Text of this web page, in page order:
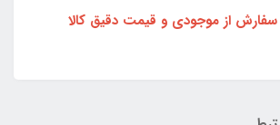
سفارش از موجودی و قیمت دقیق کالا